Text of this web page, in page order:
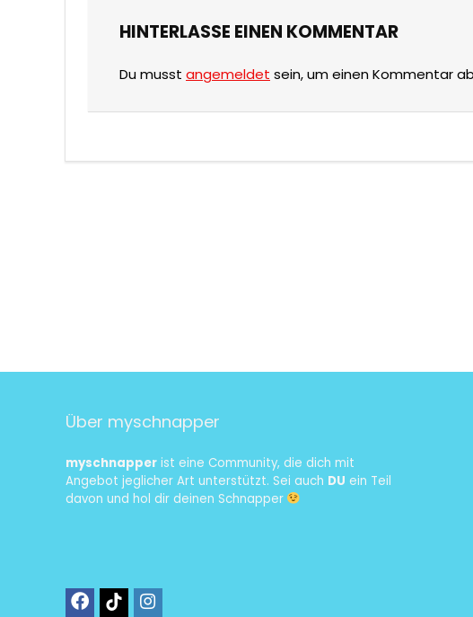
HINTERLASSE EINEN KOMMENTAR
Du musst angemeldet sein, um einen Kommentar
Über myschnapper
myschnapperist eine Community, die dich mit
Angebot jeglicher Art unterstützt. Sei auch DU ein Teil
davon und hol dir deinen Schnapper